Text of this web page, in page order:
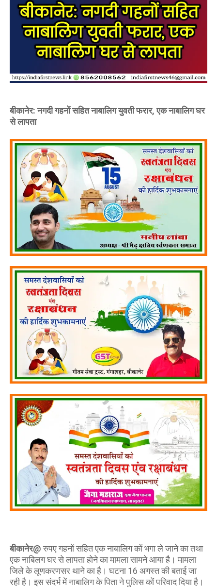
बीकानेर: नगदी गहनों सहित नाबालिग युवती फरार, एक नाबालिग घर
से लापता
बीकानेर@रुपए गहनों सहित एक नाबालिग कों भगा ले जाने का तथा
एक नाबिलग घर से लापता होने का मामला सामने आया है। मामला
जिले के लूणकरणसर थाने का है। घटना 16 अगस्त की बताई जा
रही है। इस संदर्भ में नाबालिग के पिता ने पुलिस कों परिवाद दिया है।